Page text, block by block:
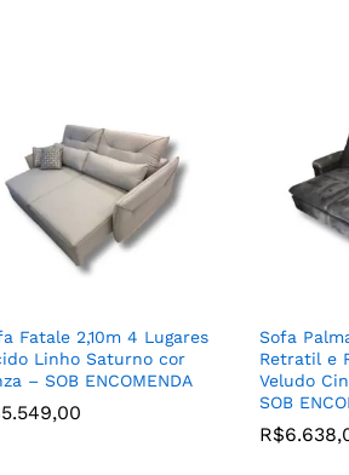
Fatale 2,10m 4 Lugares
Linho Saturno cor
– SOB ENCOMENDA
5.549,00
Sofa
Retratil e
Veludo
SOB
R$